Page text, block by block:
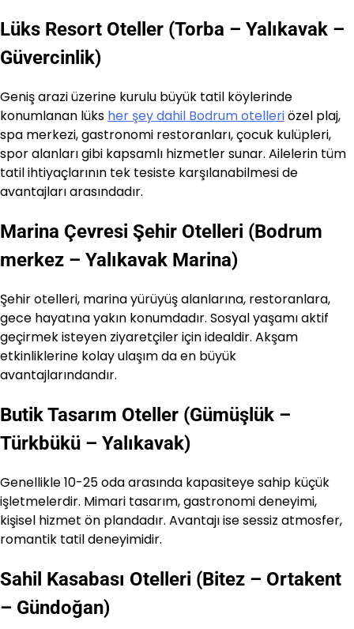
Lüks Resort Oteller (Torba – Yalıkavak –
Güvercinlik)
Geniş arazi üzerine kurulu büyük tatil köylerinde
konumlanan lüks her şey dahil Bodrum otelleriözel plaj,
spa merkezi, gastronomi restoranları, çocuk kulüpleri,
spor alanları gibi kapsamlı hizmetler sunar. Ailelerin tüm
tatil ihtiyaçlarının tek tesiste karşılanabilmesi de
avantajları arasındadır.
Marina Çevresi Şehir Otelleri (Bodrum
merkez – Yalıkavak Marina)
Şehir otelleri, marina yürüyüş alanlarına, restoranlara,
gece hayatına yakın konumdadır. Sosyal yaşamı aktif
geçirmek isteyen ziyaretçiler için idealdir. Akşam
etkinliklerine kolay ulaşım da en büyük
avantajlarındandır.
Butik Tasarım Oteller (Gümüşlük –
Türkbükü – Yalıkavak)
Genellikle 10-25 oda arasında kapasiteye sahip küçük
işletmelerdir. Mimari tasarım, gastronomi deneyimi,
kişisel hizmet ön plandadır. Avantajı ise sessiz atmosfer,
romantik tatil deneyimidir.
Sahil Kasabası Otelleri (Bitez – Ortakent
– Gündoğan)